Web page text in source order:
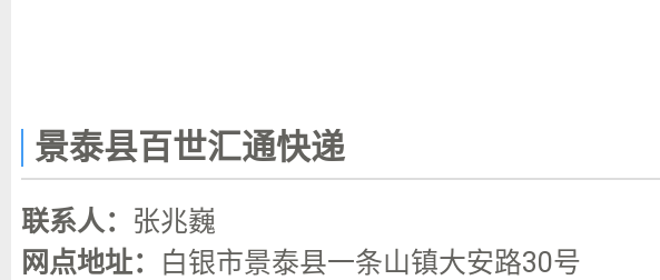
景泰县百世汇通快递
联系人： 张兆巍
网点地址： 白银市景泰县一条山镇大安路30号